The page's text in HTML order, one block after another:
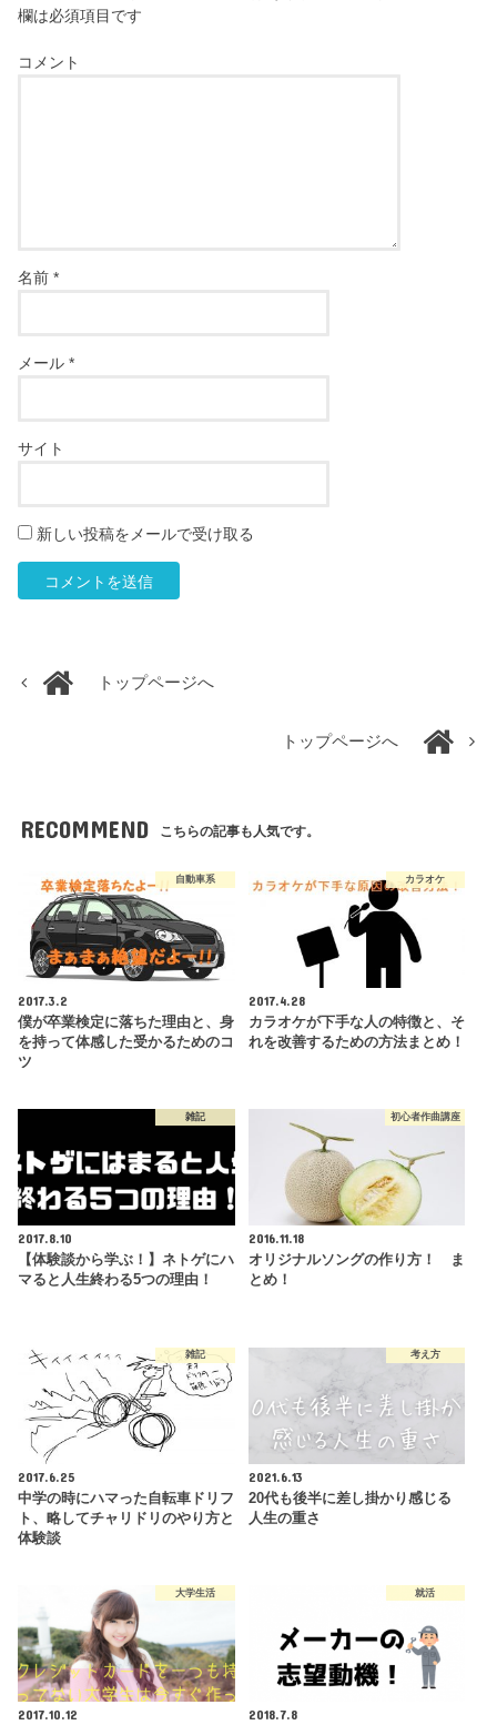
欄は必須項目です
コメント
名前*
メール*
サイト
新しい投稿をメールで受け取る
トップページへ
トップページへ
RECOMMEND こちらの記事も人気です。
自動車系
2017.3.2
僕が卒業検定に落ちた理由と、身
を持って体感した受かるためのコ
ツ
カラオケ
2017.4.28
カラオケが下手な人の特徴と、そ
れを改善するための方法まとめ！
雑記
2017.8.10
【体験談から学ぶ！】ネトゲにハ
マると人生終わる5つの理由！
初心者作曲講座
2016.11.18
オリジナルソングの作り方！ ま
とめ！
雑記
2017.6.25
中学の時にハマった自転車ドリフ
ト、略してチャリドリのやり方と
体験談
考え方
2021.6.13
20代も後半に差し掛かり感じる
人生の重さ
大学生活
2017.10.12
就活
2018.7.8